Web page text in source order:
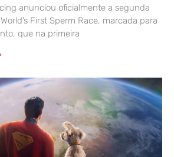
anunciou oficialmente a segunda
First Sperm Race, marcada para
que na primeira